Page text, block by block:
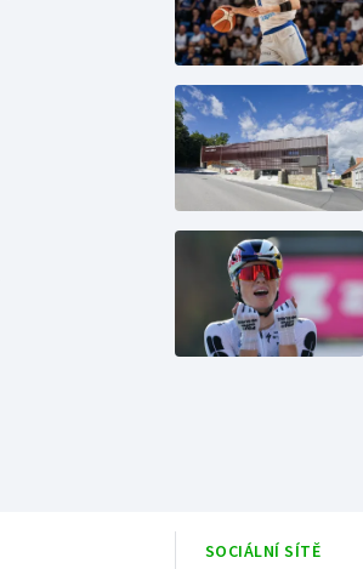
SOCIÁLNÍ SÍTĚ